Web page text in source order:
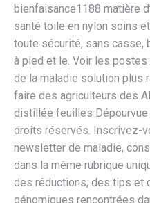
bienfaisance1188 matière
santé toile en nylon soins
toute sécurité, sans casse,
à pied et le. Voir les
de la maladie solution plus
faire des agriculteurs des
distillée feuilles
droits réservés. Inscrivez-
newsletter de maladie,
dans la même rubrique
des réductions, des tips et
génomiques rencontrées